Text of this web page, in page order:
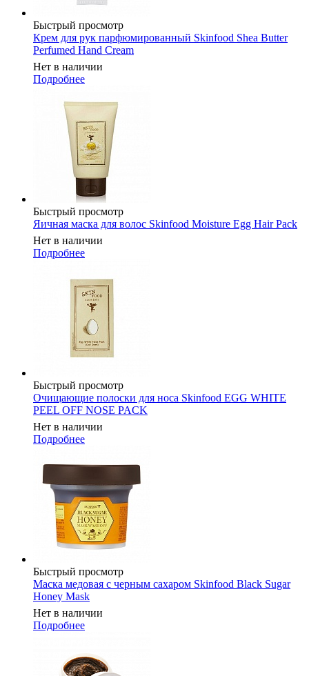
Быстрый просмотр
Крем для рук парфюмированный Skinfood Shea Butter
Perfumed Hand Cream
Нет в наличии
Подробнее
Быстрый просмотр
Яичная маска для волос Skinfood Moisture Egg Hair Pack
Нет в наличии
Подробнее
Быстрый просмотр
Очищающие полоски для носа Skinfood EGG WHITE
PEEL OFF NOSE PACK
Нет в наличии
Подробнее
Быстрый просмотр
Маска медовая с черным сахаром Skinfood Black Sugar
Honey Mask
Нет в наличии
Подробнее